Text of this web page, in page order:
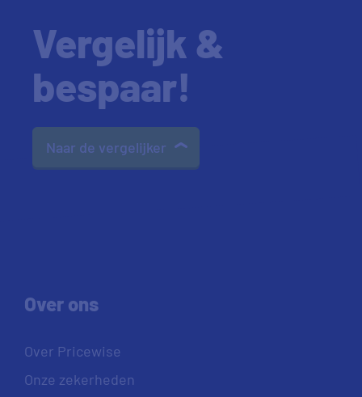
Vergelijk &
bespaar!
Naar de vergelijker
Over ons
Over Pricewise
Onze zekerheden